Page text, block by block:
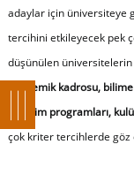
adaylar için üniversiteye
tercihini etkileyecek pek
düşünülen üniversitelerin
akademik kadrosu,
değişim programları,
çok kriter tercihlerde göz